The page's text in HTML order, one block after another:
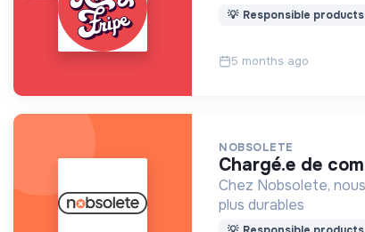
💡 Responsible
5 months ago
NOBSOLETE
chargé.e de
Chez Nobsolete,
plus durables